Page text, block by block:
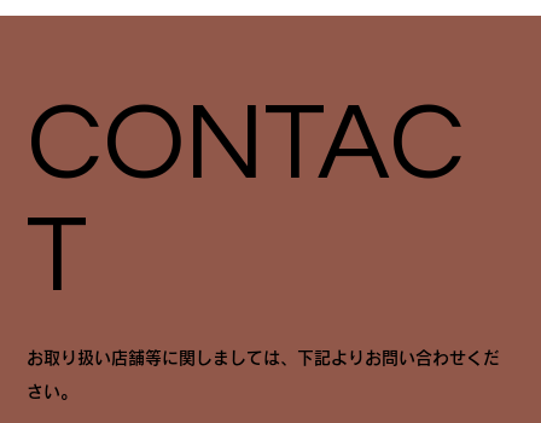
CONTAC
T
お取り扱い店舗等に関しましては、下記よりお問い合わせくだ
さい。